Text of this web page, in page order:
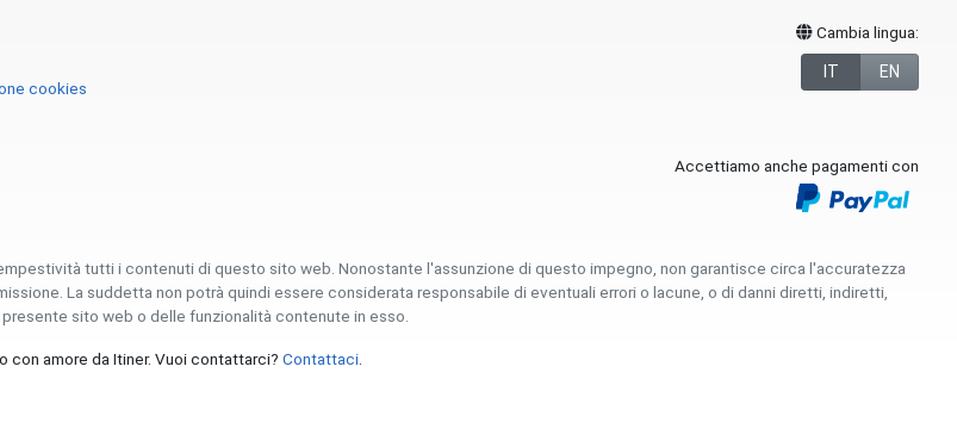
cookies
Cambia lingua:
IT EN
Accettiamo anche pagamenti con
tutti i contenuti di questo sito web. Nonostante l'assunzione di questo impegno, non garantisce circa l'accuratezza
La suddetta non potrà quindi essere considerata responsabile di eventuali errori o lacune, o di danni diretti, indiretti,
sito web o delle funzionalità contenute in esso.
con amore da Itiner. Vuoi contattarci? Contattaci